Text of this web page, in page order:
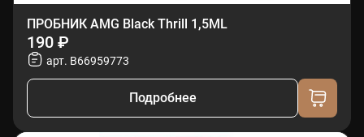
ПРОБНИК AMG Black Thrill 1,5ML
190 ₽
арт. B66959773
Подробнее